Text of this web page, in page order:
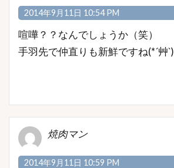
2014年9月11日 10:54 PM
喧嘩？？なんでしょうか（笑）
手羽先で仲直りも新鮮ですね(*´艸`)
焼肉マン
2014年9月11日 10:59 PM